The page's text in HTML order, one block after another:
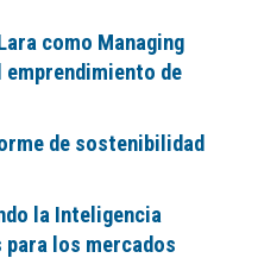
como Managing
de
de sostenibilidad
la Inteligencia
los mercados